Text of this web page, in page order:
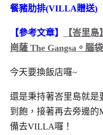
餐豬肋排(VILLA贈送)
【參考文章】
【峇里
崗薩 The Gangsa。腦
今天要換飯店囉~
還是秉持著峇里島就是
到飽，接著再去旁邊
備去VILLA囉！